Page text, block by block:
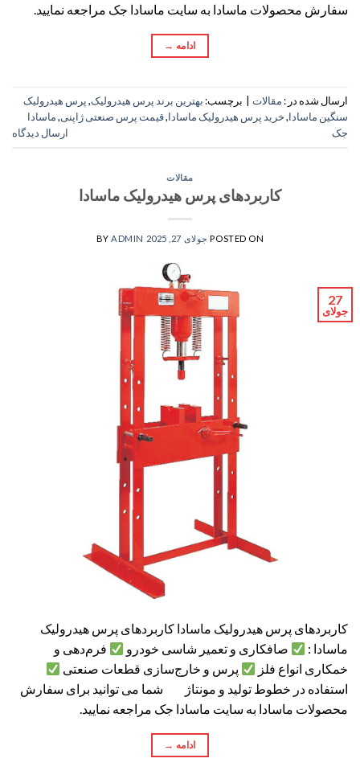
سفارش محصولات ماسادا به سایت ماسادا جک مراجعه نمایید.
ادامه →
ارسال شده در : مقالات برچسب: بهترین برند پرس هیدرولیک,پرس هیدرولیک
سنگین ماسادا,خرید پرس هیدرولیک ماسادا,قیمت پرس صنعتی ژاپنی,ماسادا
جک
ارسال دیدگاه
مقالات
کاربردهای پرس هیدرولیک ماسادا
POSTED ON جولای 27, 2025 BYADMIN
27
جولای
کاربردهای پرس هیدرولیک ماسادا کاربردهای پرس هیدرولیک
ماسادا :
صافکاری و تعمیر شاسی خودرو
فرم‌دهی و
خمکاری انواع فلز
پرس و خارج‌سازی قطعات صنعتی
استفاده در خطوط تولید و مونتاژ شما می توانید برای سفارش
محصولات ماسادا به سایت ماسادا جک مراجعه نمایید.
ادامه →